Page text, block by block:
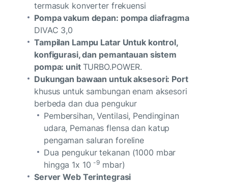
termasuk konverter frekuensi
Pompa vakum depan: pompa diafragma
DIVAC 3,0
Tampilan Lampu Latar Untuk kontrol,
konfigurasi, dan pemantauan sistem
pompa: unit TURBO.POWER.
Dukungan bawaan untuk aksesori: Port
khusus untuk sambungan enam aksesori
berbeda dan dua pengukur
Pembersihan, Ventilasi, Pendinginan
udara, Pemanas flensa dan katup
pengaman saluran foreline
Dua pengukur tekanan (1000 mbar
hingga 1x 10 -9 mbar)
Server Web Terintegrasi